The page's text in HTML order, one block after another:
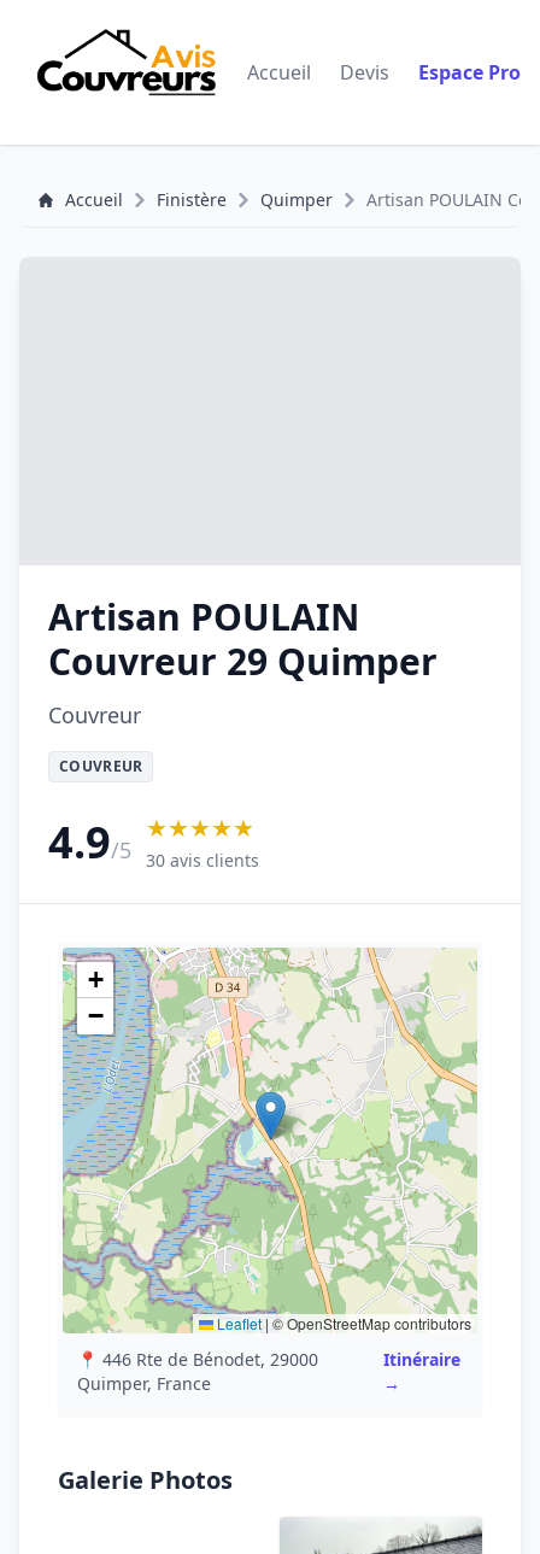
Accueil Devis Espace Pro
Accueil Finistère Quimper Artisan POULAIN
Artisan POULAIN
Couvreur 29 Quimper
Couvreur
COUVREUR
4.9/5
★★★★★
30 avis clients
+
−
Leaflet | © OpenStreetMap contributors
📍 446 Rte de Bénodet, 29000
Quimper, France
Itinéraire
→
Galerie Photos